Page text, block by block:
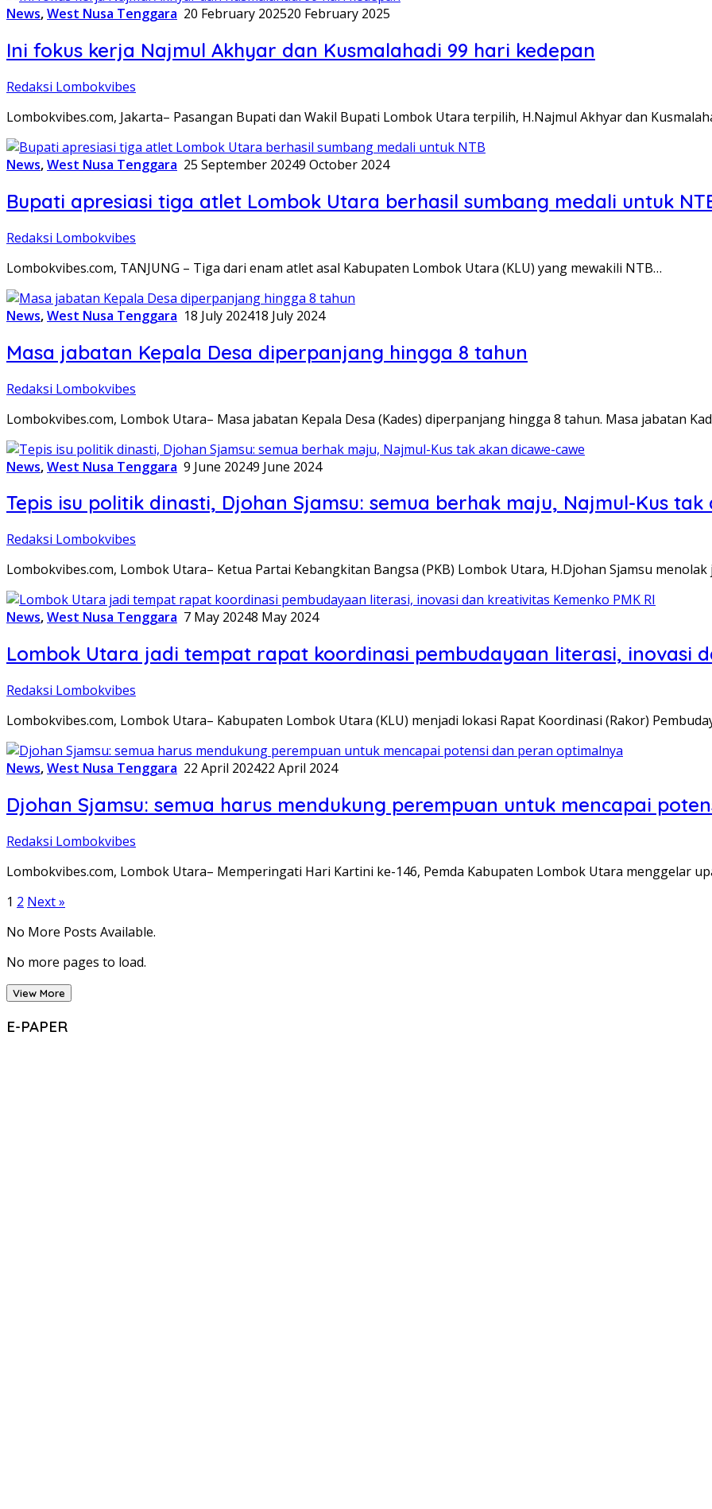
News,West Nusa Tenggara 20 February 202520 February 2025
Ini fokus kerja Najmul Akhyar dan Kusmalahadi 99 hari kedepan
Redaksi Lombokvibes
Lombokvibes.com, Jakarta– Pasangan Bupati dan Wakil Bupati Lombok Utara terpilih, H.Najmul Akhyar dan
News,West Nusa Tenggara 25 September 20249 October 2024
Bupati apresiasi tiga atlet Lombok Utara berhasil sumbang medali untuk
Redaksi Lombokvibes
Lombokvibes.com, TANJUNG – Tiga dari enam atlet asal Kabupaten Lombok Utara (KLU) yang mewakili NTB…
News,West Nusa Tenggara 18 July 202418 July 2024
Masa jabatan Kepala Desa diperpanjang hingga 8 tahun
Redaksi Lombokvibes
Lombokvibes.com, Lombok Utara– Masa jabatan Kepala Desa (Kades) diperpanjang hingga 8 tahun. Masa jabatan
News,West Nusa Tenggara 9 June 20249 June 2024
Tepis isu politik dinasti, Djohan Sjamsu: semua berhak maju, Najmul-Kus tak
Redaksi Lombokvibes
Lombokvibes.com, Lombok Utara– Ketua Partai Kebangkitan Bangsa (PKB) Lombok Utara, H.Djohan Sjamsu
News,West Nusa Tenggara 7 May 20248 May 2024
Lombok Utara jadi tempat rapat koordinasi pembudayaan literasi, inovasi
Redaksi Lombokvibes
Lombokvibes.com, Lombok Utara– Kabupaten Lombok Utara (KLU) menjadi lokasi Rapat Koordinasi (Rakor)
News,West Nusa Tenggara 22 April 202422 April 2024
Djohan Sjamsu: semua harus mendukung perempuan untuk mencapai
Redaksi Lombokvibes
Lombokvibes.com, Lombok Utara– Memperingati Hari Kartini ke-146, Pemda Kabupaten Lombok Utara menggelar
Posts
pagination
1 2 Next »
No More Posts Available.
No more pages to load.
View More
E-PAPER